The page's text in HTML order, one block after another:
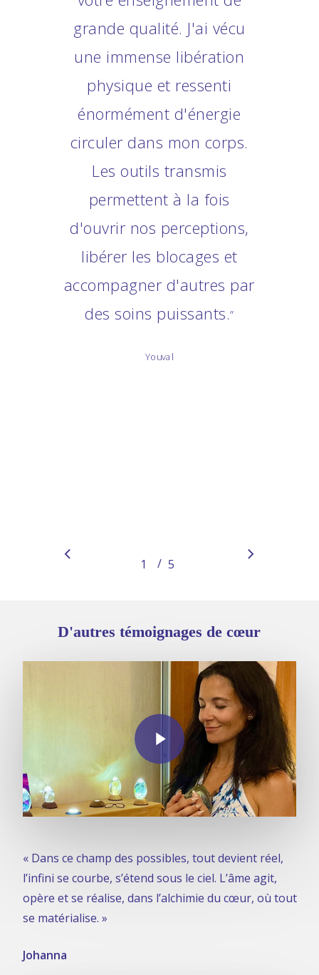
grande qualité. J'ai vécu
une immense libération
physique et ressenti
énormément d'énergie
circuler dans mon corps.
Les outils transmis
permettent à la fois
d'ouvrir nos perceptions,
libérer les blocages et
accompagner d'autres par
des soins puissants.”
Youval
1 2 3
/ 5
D'autres témoignages de cœur
Play Video
« Dans ce champ des possibles, tout devient réel,
l’infini se courbe, s’étend sous le ciel. L’âme agit,
opère et se réalise, dans l’alchimie du cœur, où tout
se matérialise. »
Johanna